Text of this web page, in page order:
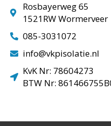
Rosbayerweg 65
1521RW Wormerveer
085-3031072
info@vkpisolatie.nl
KvK Nr: 78604273
BTW Nr: